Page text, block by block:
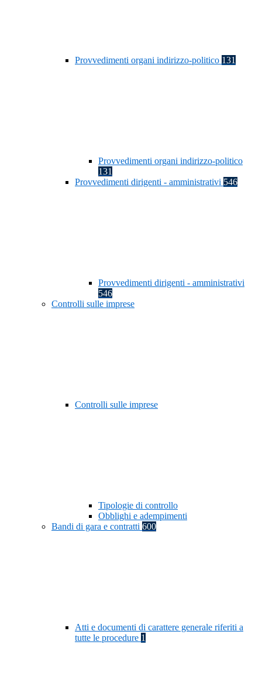
Provvedimenti organi indirizzo-politico 131
Provvedimenti organi indirizzo-politico
131
Provvedimenti dirigenti - amministrativi 546
Provvedimenti dirigenti - amministrativi
546
Controlli sulle imprese
Controlli sulle imprese
Tipologie di controllo
Obblighi e adempimenti
Bandi di gara e contratti 600
Atti e documenti di carattere generale riferiti a
tutte le procedure 1